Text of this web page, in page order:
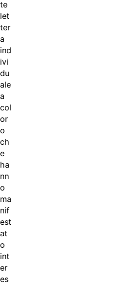
te
let
ter
a
ind
ivi
du
ale
a
col
or
o
ch
e
ha
nn
o
ma
nif
est
at
o
int
er
es